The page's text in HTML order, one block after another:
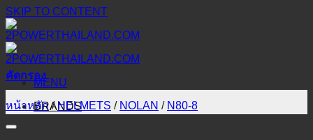
SKIP TO CONTENT
MENU
BRANDS
คัดกรอง
หน้าหลัก / HELMETS / NOLAN / N80-8